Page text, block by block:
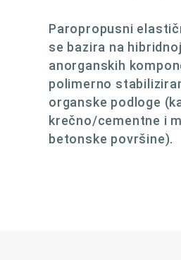
Paropropusni
se bazira na
anorganskih
polimerno
organske podloge
krečno/cementne i
betonske površine).